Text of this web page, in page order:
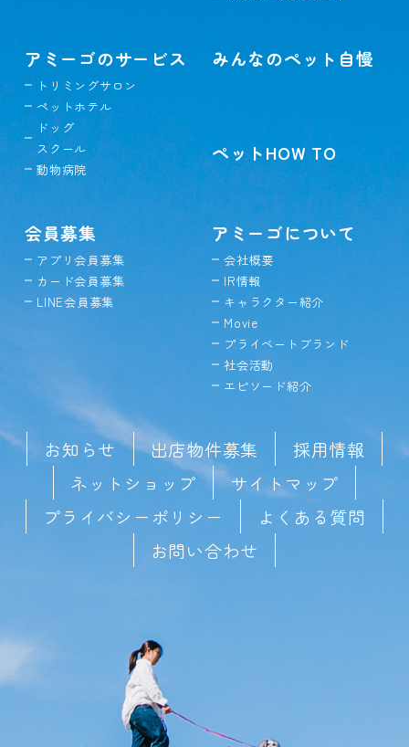
アミーゴのサービス
トリミングサロン
ペットホテル
ドッグ
スクール
動物病院
みんなのペット自慢
ペットHOW TO
会員募集
アプリ会員募集
カード会員募集
LINE会員募集
アミーゴについて
会社概要
IR情報
キャラクター紹介
Movie
プライベートブランド
社会活動
エピソード紹介
お知らせ 出店物件募集
採用情報
ネットショップ
サイトマップ
プライバシーポリシー
よくある質問
お問い合わせ